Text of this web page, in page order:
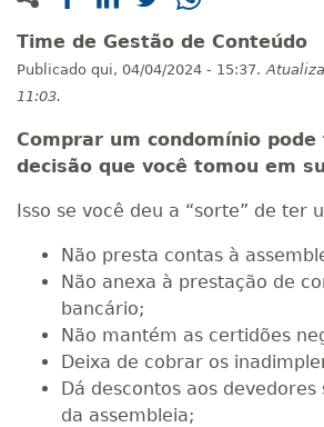
Time de Gestão de Conteúdo
Publicado qui, 04/04/2024 - 15:37.
11:03.
Comprar um condomínio
decisão que você tomou em
Isso se você deu a “sorte” de ter
Não presta contas à
Não anexa à prestação de
bancário;
Não mantém as certidões
Deixa de cobrar os
Dá descontos aos
da assembleia;